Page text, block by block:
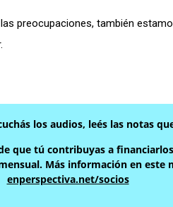
preocupaciones, también
los audios, leés las notas
que tú contribuyas a
Más información en este
enperspectiva.net/socios